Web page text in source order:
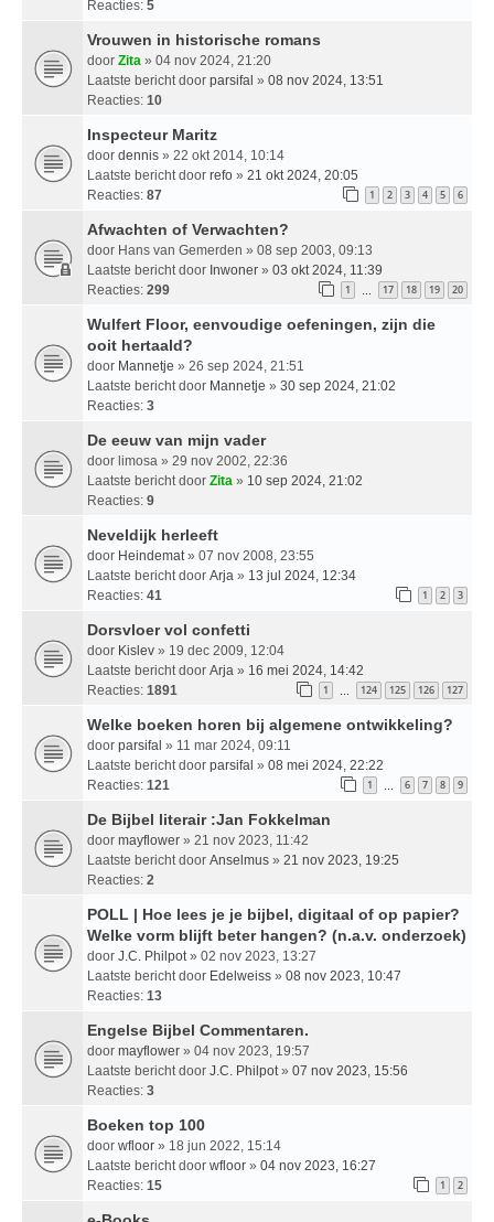
Reacties: 5
Vrouwen in historische romans
door Zita » 04 nov 2024, 21:20
Laatste bericht door parsifal » 08 nov 2024, 13:51
Reacties: 10
Inspecteur Maritz
door dennis » 22 okt 2014, 10:14
Laatste bericht door refo » 21 okt 2024, 20:05
Reacties: 87 1 2 3 4 5 6
Afwachten of Verwachten?
door Hans van Gemerden » 08 sep 2003, 09:13
Laatste bericht door Inwoner » 03 okt 2024, 11:39
Reacties: 299 1 … 17 18 19 20
Wulfert Floor, eenvoudige oefeningen, zijn die
ooit hertaald?
door Mannetje » 26 sep 2024, 21:51
Laatste bericht door Mannetje » 30 sep 2024, 21:02
Reacties: 3
De eeuw van mijn vader
door limosa » 29 nov 2002, 22:36
Laatste bericht door Zita » 10 sep 2024, 21:02
Reacties: 9
Neveldijk herleeft
door Heindemat » 07 nov 2008, 23:55
Laatste bericht door Arja » 13 jul 2024, 12:34
Reacties: 41 1 2 3
Dorsvloer vol confetti
door Kislev » 19 dec 2009, 12:04
Laatste bericht door Arja » 16 mei 2024, 14:42
Reacties: 1891 1 … 124 125 126 127
Welke boeken horen bij algemene ontwikkeling?
door parsifal » 11 mar 2024, 09:11
Laatste bericht door parsifal » 08 mei 2024, 22:22
Reacties: 121 1 … 6 7 8 9
De Bijbel literair :Jan Fokkelman
door mayflower » 21 nov 2023, 11:42
Laatste bericht door Anselmus » 21 nov 2023, 19:25
Reacties: 2
POLL | Hoe lees je je bijbel, digitaal of op papier?
Welke vorm blijft beter hangen? (n.a.v. onderzoek)
door J.C. Philpot » 02 nov 2023, 13:27
Laatste bericht door Edelweiss » 08 nov 2023, 10:47
Reacties: 13
Engelse Bijbel Commentaren.
door mayflower » 04 nov 2023, 19:57
Laatste bericht door J.C. Philpot » 07 nov 2023, 15:56
Reacties: 3
Boeken top 100
door wfloor » 18 jun 2022, 15:14
Laatste bericht door wfloor » 04 nov 2023, 16:27
Reacties: 15 1 2